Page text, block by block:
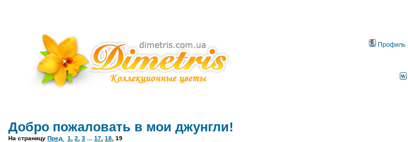
Профиль
Добро пожаловать в мои джунгли!
На страницу Пред. 1 2 3 17 18 19